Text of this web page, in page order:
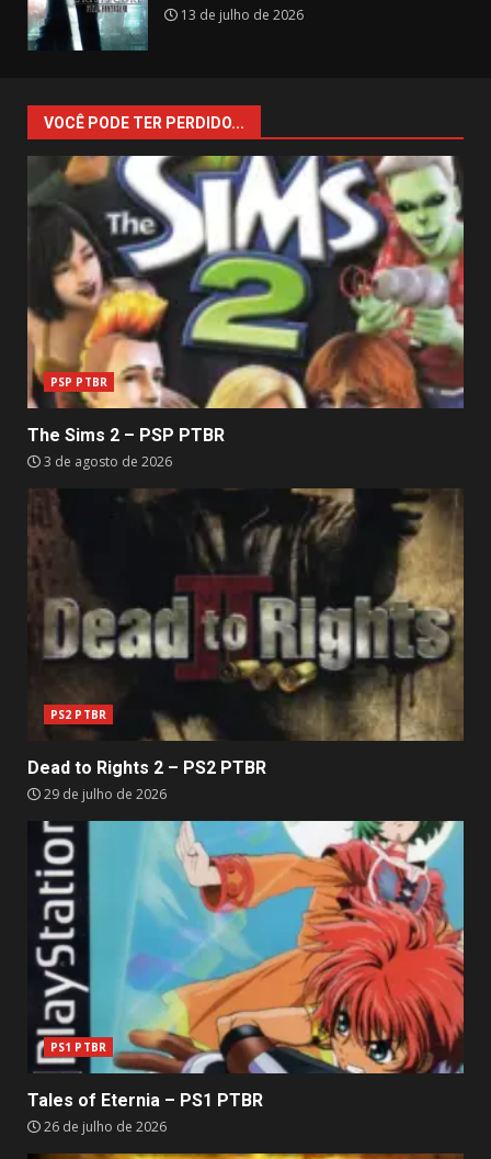
13 de julho de 2026
VOCÊ PODE TER PERDIDO...
PSP PTBR
The Sims 2 – PSP PTBR
3 de agosto de 2026
PS2 PTBR
Dead to Rights 2 – PS2 PTBR
29 de julho de 2026
PS1 PTBR
Tales of Eternia – PS1 PTBR
26 de julho de 2026